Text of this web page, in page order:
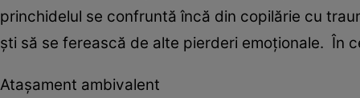
princhidelul se confruntă încă din copilărie cu
şti să se ferească de alte pierderi emoţionale. În
Ataşament ambivalent